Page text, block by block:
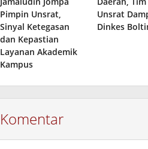
Pimpin Unsrat,
Sinyal Ketegasan
dan Kepastian
Layanan Akademik
Kampus
Unsrat
Dinkes
Komentar